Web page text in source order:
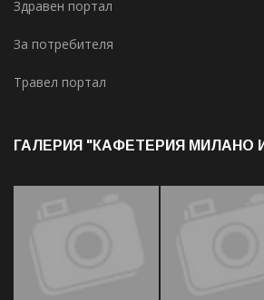
Здравен портал
За потребителя
Травел портал
ГАЛЕРИЯ "КАФЕТЕРИЯ МИЛАНО